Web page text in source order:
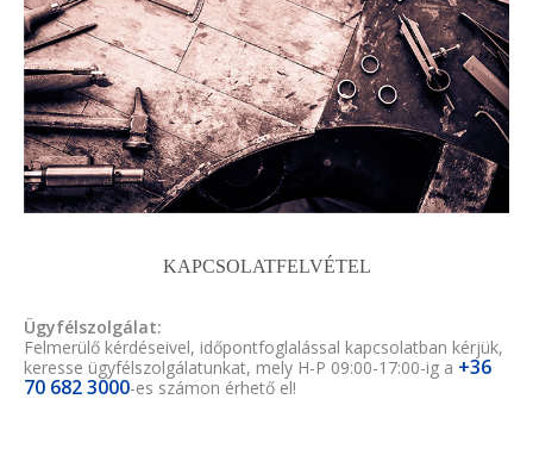
KAPCSOLATFELVÉTEL
Ügyfélszolgálat:
Felmerülő kérdéseivel, időpontfoglalással kapcsolatban kérjük,
keresse ügyfélszolgálatunkat, mely H-P 09:00-17:00-ig a +36
70 682 3000-es számon érhető el!